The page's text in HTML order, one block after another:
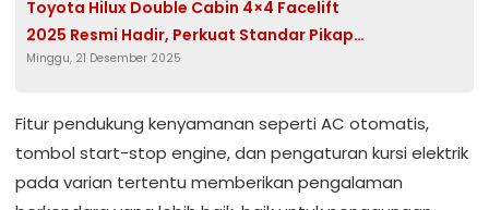
Toyota Hilux Double Cabin 4×4 Facelift
2025 Resmi Hadir, Perkuat Standar Pikap
Tangguh di Indonesia
Minggu, 21 Desember 2025
Fitur pendukung kenyamanan seperti AC otomatis,
tombol start-stop engine, dan pengaturan kursi elektrik
pada varian tertentu memberikan pengalaman